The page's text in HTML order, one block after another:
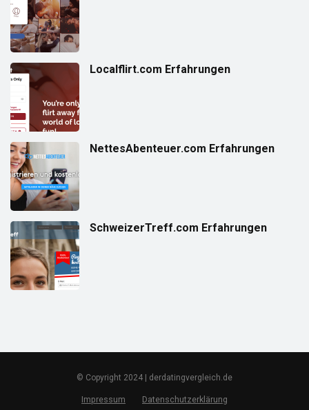
Localflirt.com Erfahrungen
NettesAbenteuer.com Erfahrungen
SchweizerTreff.com Erfahrungen
© Copyright 2024 | derdatingvergleich.de
Impressum Datenschutzerklärung